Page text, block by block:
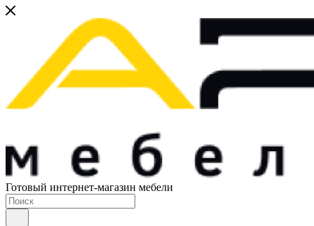
Готовый интернет-магазин мебели